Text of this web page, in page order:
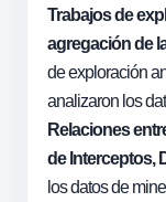
Trabajos de
agregación de
de exploración
analizaron los
Relaciones
de Interceptos,
los datos de